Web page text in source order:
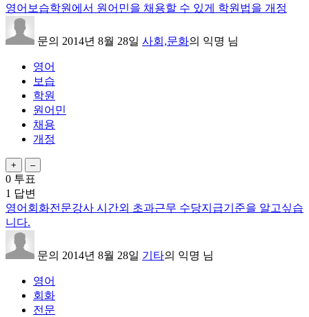
영어보습학원에서 원어민을 채용할 수 있게 학원법을 개정
문의 2014년 8월 28일 사회,문화의 익명 님
영어
보습
학원
원어민
채용
개정
0 투표
1 답변
영어회화전문강사 시간외 초과근무 수당지급기준을 알고싶습
니다.
문의 2014년 8월 28일 기타의 익명 님
영어
회화
전문